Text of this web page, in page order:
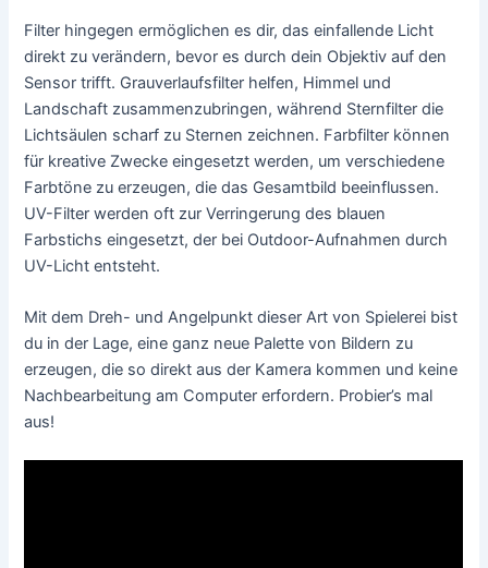
Filter hingegen ermöglichen es dir, das einfallende Licht
direkt zu verändern, bevor es durch dein Objektiv auf den
Sensor trifft. Grauverlaufsfilter helfen, Himmel und
Landschaft zusammenzubringen, während Sternfilter die
Lichtsäulen scharf zu Sternen zeichnen. Farbfilter können
für kreative Zwecke eingesetzt werden, um verschiedene
Farbtöne zu erzeugen, die das Gesamtbild beeinflussen.
UV-Filter werden oft zur Verringerung des blauen
Farbstichs eingesetzt, der bei Outdoor-Aufnahmen durch
UV-Licht entsteht.
Mit dem Dreh- und Angelpunkt dieser Art von Spielerei bist
du in der Lage, eine ganz neue Palette von Bildern zu
erzeugen, die so direkt aus der Kamera kommen und keine
Nachbearbeitung am Computer erfordern. Probier’s mal
aus!